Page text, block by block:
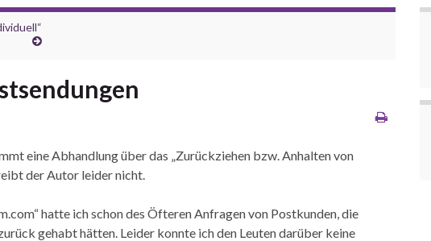
eine Abhandlung über das „Zurückziehen bzw. Anhalten von
der Autor leider nicht.
hatte ich schon des Öfteren Anfragen von Postkunden, die
gehabt hätten. Leider konnte ich den Leuten darüber keine